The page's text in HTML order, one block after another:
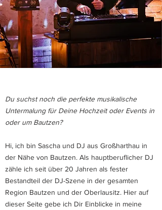
Du suchst noch die perfekte musikalische
Untermalung für Deine Hochzeit oder Events in
oder um Bautzen?
Hi, ich bin Sascha und DJ aus Großharthau in
der Nähe von Bautzen. Als hauptberuflicher DJ
zähle ich seit über 20 Jahren als fester
Bestandteil der DJ-Szene in der gesamten
Region Bautzen und der Oberlausitz. Hier auf
dieser Seite gebe ich Dir Einblicke in meine